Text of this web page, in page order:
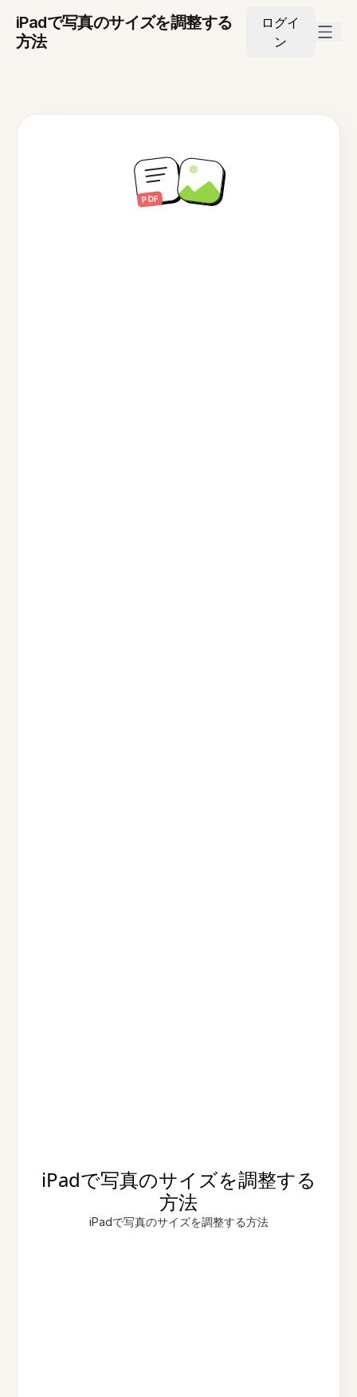
iPadで写真のサイズを調整する
方法
ログイ
ン
iPadで写真のサイズを調整する
方法
iPadで写真のサイズを調整する方法